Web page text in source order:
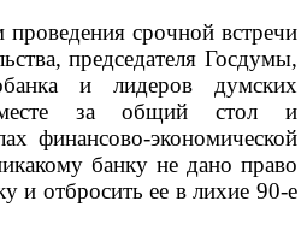
срочной встречи
председателя Госдумы,
и лидеров думских
за общий стол и
финансово-экономической
банку не дано право
и отбросить ее в лихие 90-е